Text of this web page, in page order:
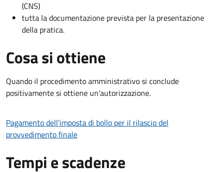
(CNS)
tutta la documentazione prevista per la presentazione
della pratica.
Cosa si ottiene
Quando il procedimento amministrativo si conclude
positivamente si ottiene un'autorizzazione.
Pagamento dell'imposta di bollo per il rilascio del
provvedimento finale
Tempi e scadenze